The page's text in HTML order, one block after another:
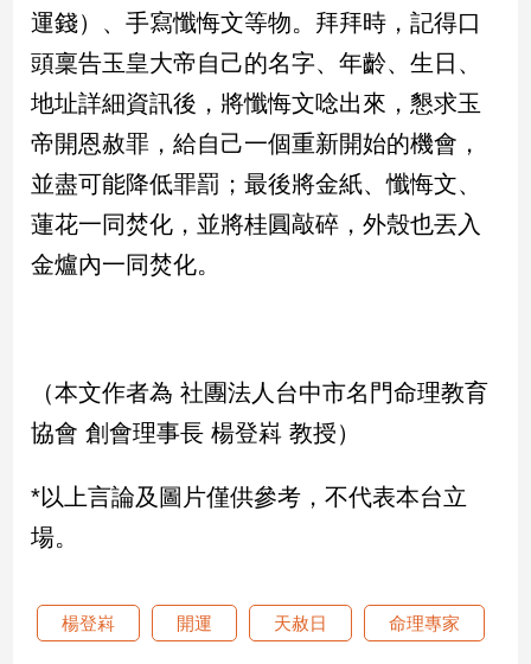
樂
娛
樂
星
聞
流
時
尚
生
活
建
築/
室
計
旅
運錢）、手寫懺悔文等物。拜拜時，記得口
頭稟告玉皇大帝自己的名字、年齡、生日、
地址詳細資訊後，將懺悔文唸出來，懇求玉
帝開恩赦罪，給自己一個重新開始的機會，
並盡可能降低罪罰；最後將金紙、懺悔文、
蓮花一同焚化，並將桂圓敲碎，外殼也丟入
金爐內一同焚化。
（本文作者為 社團法人台中市名門命理教育
協會 創會理事長 楊登嵙 教授）
*以上言論及圖片僅供參考，不代表本台立
場。
楊登嵙 開運 天赦日 命理專家